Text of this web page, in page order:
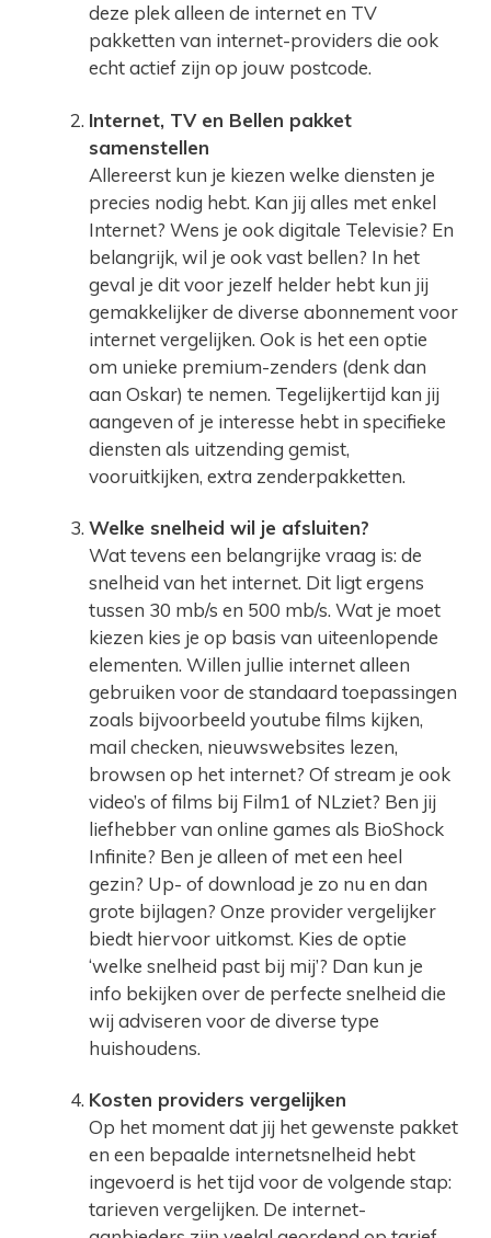
deze plek alleen de internet en TV
pakketten van internet-providers die ook
echt actief zijn op jouw postcode.
Internet, TV en Bellen pakket
samenstellen
Allereerst kun je kiezen welke diensten je
precies nodig hebt. Kan jij alles met enkel
Internet? Wens je ook digitale Televisie? En
belangrijk, wil je ook vast bellen? In het
geval je dit voor jezelf helder hebt kun jij
gemakkelijker de diverse abonnement voor
internet vergelijken. Ook is het een optie
om unieke premium-zenders (denk dan
aan Oskar) te nemen. Tegelijkertijd kan jij
aangeven of je interesse hebt in specifieke
diensten als uitzending gemist,
vooruitkijken, extra zenderpakketten.
Welke snelheid wil je afsluiten?
Wat tevens een belangrijke vraag is: de
snelheid van het internet. Dit ligt ergens
tussen 30 mb/s en 500 mb/s. Wat je moet
kiezen kies je op basis van uiteenlopende
elementen. Willen jullie internet alleen
gebruiken voor de standaard toepassingen
zoals bijvoorbeeld youtube films kijken,
mail checken, nieuwswebsites lezen,
browsen op het internet? Of stream je ook
video’s of films bij Film1 of NLziet? Ben jij
liefhebber van online games als BioShock
Infinite? Ben je alleen of met een heel
gezin? Up- of download je zo nu en dan
grote bijlagen? Onze provider vergelijker
biedt hiervoor uitkomst. Kies de optie
‘welke snelheid past bij mij’? Dan kun je
info bekijken over de perfecte snelheid die
wij adviseren voor de diverse type
huishoudens.
Kosten providers vergelijken
Op het moment dat jij het gewenste pakket
en een bepaalde internetsnelheid hebt
ingevoerd is het tijd voor de volgende stap:
tarieven vergelijken. De internet-